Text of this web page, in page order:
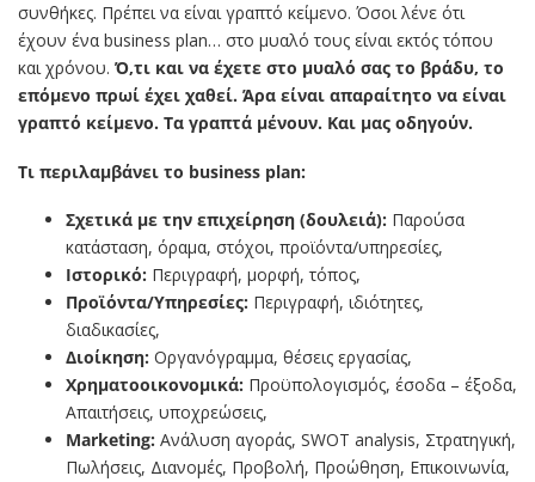
συνθήκες. Πρέπει να είναι γραπτό κείμενο. Όσοι λένε ότι
έχουν ένα business plan… στο μυαλό τους είναι εκτός τόπου
και χρόνου. Ό,τι και να έχετε στο μυαλό σας το βράδυ, το
επόμενο πρωί έχει χαθεί. Άρα είναι απαραίτητο να είναι
γραπτό κείμενο. Τα γραπτά μένουν. Και μας οδηγούν.
Τι περιλαμβάνει το business plan:
Σχετικά με την επιχείρηση (δουλειά): Παρούσα
κατάσταση, όραμα, στόχοι, προϊόντα/υπηρεσίες,
Ιστορικό: Περιγραφή, μορφή, τόπος,
Προϊόντα/Υπηρεσίες: Περιγραφή, ιδιότητες,
διαδικασίες,
Διοίκηση: Οργανόγραμμα, θέσεις εργασίας,
Χρηματοοικονομικά: Προϋπολογισμός, έσοδα – έξοδα,
Απαιτήσεις, υποχρεώσεις,
Marketing: Ανάλυση αγοράς, SWOT analysis, Στρατηγική,
Πωλήσεις, Διανομές, Προβολή, Προώθηση, Επικοινωνία,